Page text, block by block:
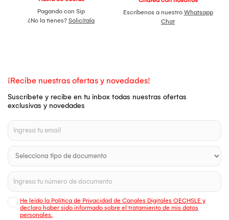
Pagando con Sip
¿No la tienes? Solicítala
Escríbenos a nuestro Whatsapp
Chat
¡Recibe nuestras ofertas y novedades!
Suscríbete y recibe en tu inbox todas nuestras ofertas
exclusivas y novedades
He leído la Política de Privacidad de Canales Digitales OECHSLE y
declaro haber sido informado sobre el tratamiento de mis datos
personales.